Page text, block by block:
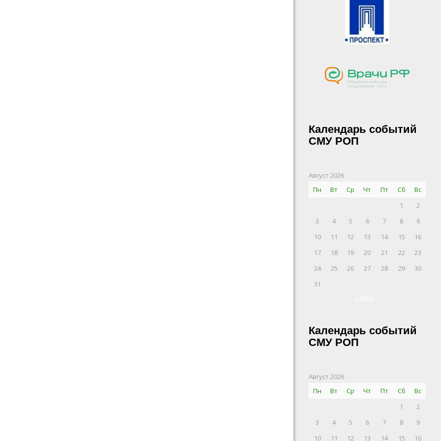
Календарь событий
СМУ РОП
Август 2026
Пн
Вт Ср Чт Пт Сб
Вс
1
2
3
4 5 6 7 8
9
10
11 12 13 14 15
16
17
18 19 20 21 22
23
24
25 26 27 28 29
30
31
Календарь событий
СМУ РОП
Август 2026
Пн
Вт Ср Чт Пт Сб
Вс
1
2
3
4 5 6 7 8
9
10
11 12 13 14 15 16